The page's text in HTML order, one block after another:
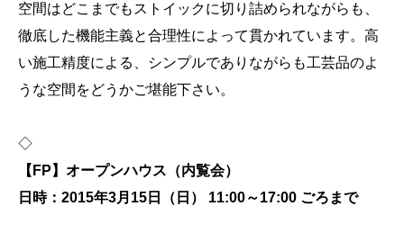
空間はどこまでもストイックに切り詰められながらも、
徹底した機能主義と合理性によって貫かれています。高
い施工精度による、シンプルでありながらも工芸品のよ
うな空間をどうかご堪能下さい。
◇
【FP】オープンハウス（内覧会）
日時：2015年3月15日（日） 11:00～17:00 ごろまで